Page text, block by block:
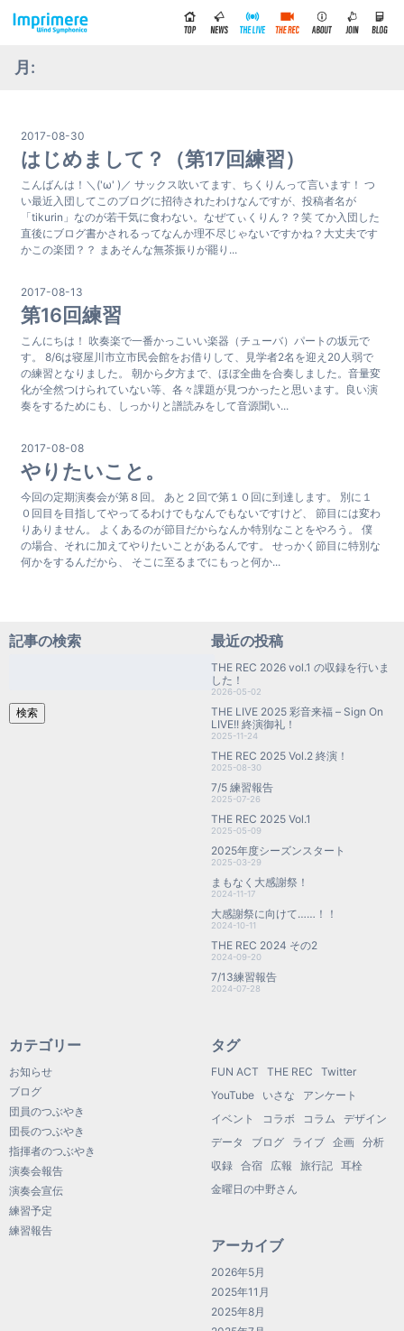
月:
2017-08-30
はじめまして？（第17回練習）
こんばんは！＼('ω' )／ サックス吹いてます、ちくりんって言います！ つ
い最近入団してこのブログに招待されたわけなんですが、投稿者名が
「tikurin」なのが若干気に食わない。なぜてぃくりん？？笑 てか入団した
直後にブログ書かされるってなんか理不尽じゃないですかね？大丈夫です
かこの楽団？？ まあそんな無茶振りが罷り...
2017-08-13
第16回練習
こんにちは！ 吹奏楽で一番かっこいい楽器（チューバ）パートの坂元で
す。 8/6は寝屋川市立市民会館をお借りして、見学者2名を迎え20人弱で
の練習となりました。 朝から夕方まで、ほぼ全曲を合奏しました。音量変
化が全然つけられていない等、各々課題が見つかったと思います。良い演
奏をするためにも、しっかりと譜読みをして音源聞い...
2017-08-08
やりたいこと。
今回の定期演奏会が第８回。 あと２回で第１０回に到達します。 別に１
０回目を目指してやってるわけでもなんでもないですけど、 節目には変わ
りありません。 よくあるのが節目だからなんか特別なことをやろう。 僕
の場合、それに加えてやりたいことがあるんです。 せっかく節目に特別な
何かをするんだから、 そこに至るまでにもっと何か...
記事の検索
検索
最近の投稿
THE REC 2026 vol.1 の収録を行いま
した！
2026-05-02
THE LIVE 2025 彩音来福 – Sign On
LIVE!! 終演御礼！
2025-11-24
THE REC 2025 Vol.2 終演！
2025-08-30
7/5 練習報告
2025-07-26
THE REC 2025 Vol.1
2025-05-09
2025年度シーズンスタート
2025-03-29
まもなく大感謝祭！
2024-11-17
大感謝祭に向けて……！！
2024-10-11
THE REC 2024 その2
2024-09-20
7/13練習報告
2024-07-28
カテゴリー
お知らせ
ブログ
団員のつぶやき
団長のつぶやき
指揮者のつぶやき
演奏会報告
演奏会宣伝
練習予定
練習報告
タグ
FUN ACT THE REC
Twitter
YouTube
いさな
アンケート
イベント
コラボ コラム
デザイン
データ
ブログ ライブ 企画
分析
収録
合宿 広報 旅行記
耳栓
金曜日の中野さん
アーカイブ
2026年5月
2025年11月
2025年8月